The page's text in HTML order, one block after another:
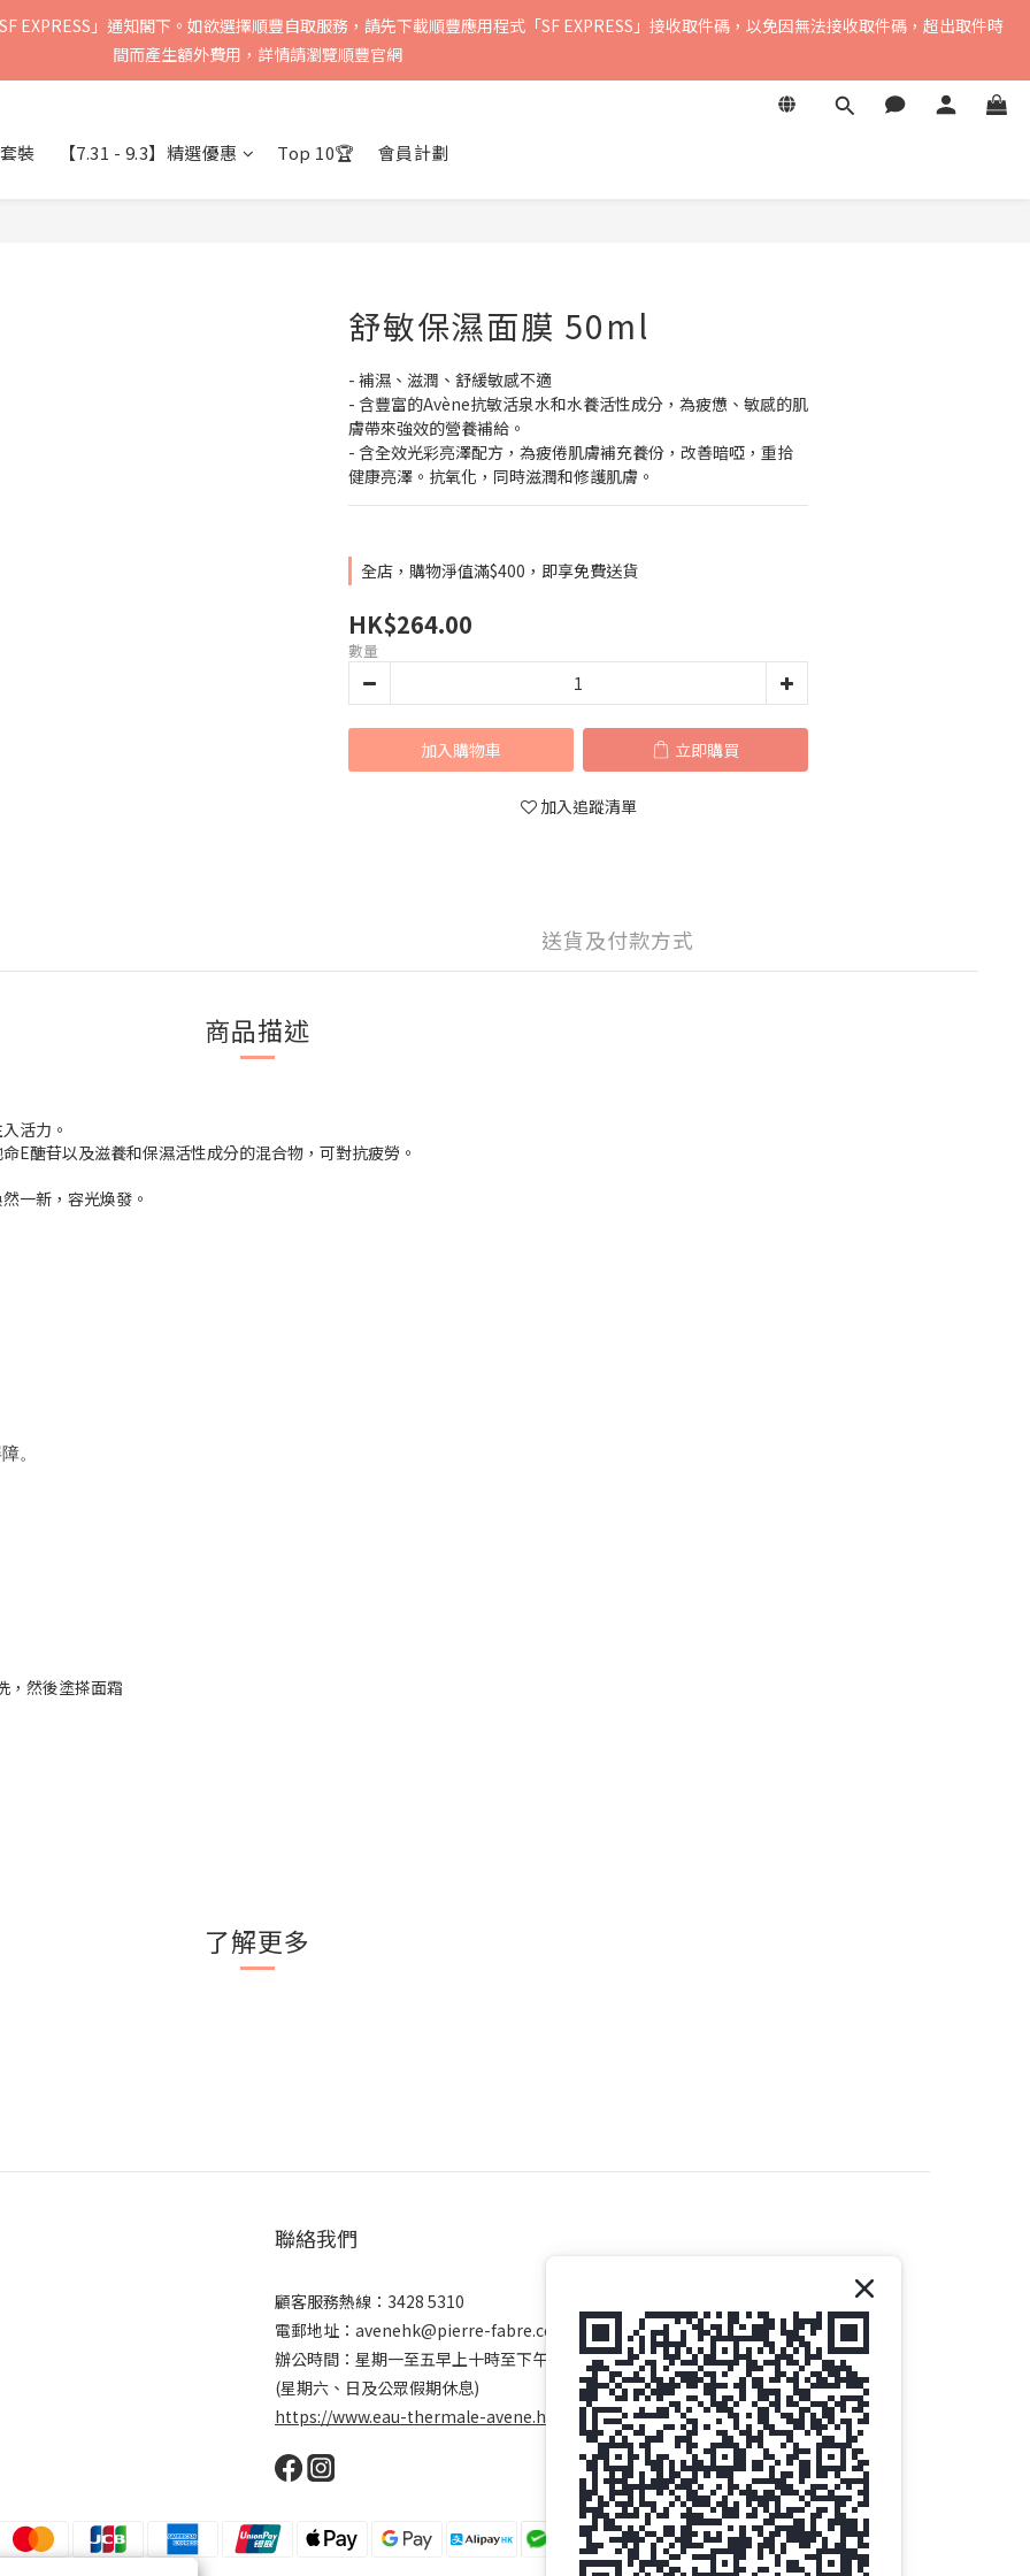
速運會於2-5個工作天內送到，請核實聯絡資料以確保收到送貨通知，暫不支援中國內地及澳門地區
EXPRESS」通知閣下。如欲選擇順豐自取服務，請先下載順豐應用程式「SF EXPRESS」接收取件碼，以免因無法接收取件碼，超出取件時
間而產生額外費用，詳情請瀏覽順豐官網
裝 【7.31 - 9.3】精選優惠 Top 10🏆 會員計劃
舒敏保濕面膜 50ml
- 補濕、滋潤、舒緩敏感不適
- 含豐富的Avène抗敏活泉水和水養活性成分，為疲憊、敏感的肌
膚帶來強效的營養補給。
- 含全效光彩亮澤配方，為疲倦肌膚補充養份，改善暗啞，重拾
健康亮澤。抗氧化，同時滋潤和修護肌膚。
全店，購物淨值滿$400，即享免費送貨
HK$264.00
數量
加入購物車 立即購買
加入追蹤清單
送貨及付款方式
商品描述
活力。
E醣苷以及滋養和保濕活性成分的混合物，可對抗疲勞。
一新，容光煥發。
。
，然後塗搽面霜
了解更多
聯絡我們
顧客服務熱線：3428 5310
電郵地址：avenehk@pierre-fabre.com
辦公時間：星期一至五早上十時至下午五時
(星期六、日及公眾假期休息)
https://www.eau-thermale-avene.hk/